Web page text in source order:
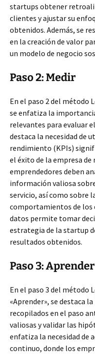
startups obtener
clientes y ajustar su
obtenidos. Además, se
en la creación de valor
un modelo de negocio
Paso 2: Medir
En el paso 2 del método
se enfatiza la
relevantes para evaluar
destaca la necesidad de
rendimiento (KPIs)
el éxito de la empresa de
emprendedores deben
información valiosa
servicio, así como sobre
comportamientos de los
datos permite tomar
estrategia de la startup
resultados obtenidos.
Paso 3: Aprender
En el paso 3 del método
«Aprender», se destaca
recopilados en el paso
valiosas y validar las
enfatiza la necesidad de
continuo, donde los